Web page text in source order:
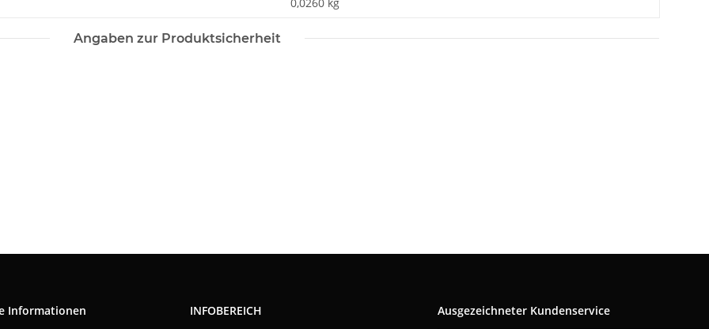
Angaben zur Produktsicherheit
Informationen INFOBEREICH Ausgezeichneter Kundenservice